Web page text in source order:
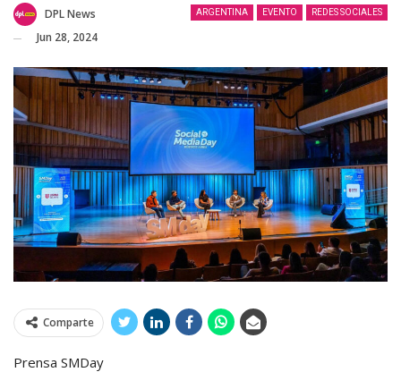
ARGENTINA EVENTO REDES SOCIALES
DPL News
Jun 28, 2024
Comparte
Prensa SMDay